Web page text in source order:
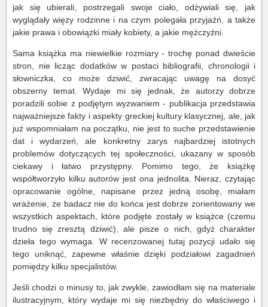
jak się ubierali, postrzegali swoje ciało, odżywiali się, jak
wyglądały więzy rodzinne i na czym polegała przyjaźń, a także
jakie prawa i obowiązki miały kobiety, a jakie mężczyźni.
Sama książka ma niewielkie rozmiary - trochę ponad dwieście
stron, nie licząc dodatków w postaci bibliografii, chronologii i
słowniczka, co może dziwić, zwracając uwagę na dosyć
obszerny temat. Wydaje mi się jednak, że autorzy dobrze
poradzili sobie z podjętym wyzwaniem - publikacja przedstawia
najważniejsze fakty i aspekty greckiej kultury klasycznej, ale, jak
już wspomniałam na początku, nie jest to suche przedstawienie
dat i wydarzeń, ale konkretny zarys najbardziej istotnych
problemów dotyczących tej społeczności, ukazany w sposób
ciekawy i łatwo przystępny. Pomimo tego, że książkę
współtworzyło kilku autorów jest ona jednolita. Nieraz, czytając
opracowanie ogólne, napisane przez jedną osobę, miałam
wrażenie, że badacz nie do końca jest dobrze zorientowany we
wszystkich aspektach, które podjęte zostały w książce (czemu
trudno się zresztą dziwić), ale pisze o nich, gdyż charakter
dzieła tego wymaga. W recenzowanej tutaj pozycji udało się
tego uniknąć, zapewne właśnie dzięki podziałowi zagadnień
pomiędzy kilku specjalistów.
Jeśli chodzi o minusy to, jak zwykle, zawiodłam się na materiale
ilustracyjnym, który wydaje mi się niezbędny do właściwego i